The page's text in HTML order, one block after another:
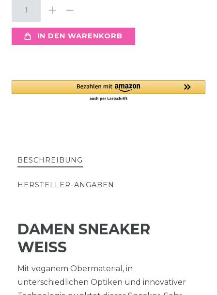
IN DEN WARENKORB
BESCHREIBUNG
HERSTELLER-ANGABEN
DAMEN SNEAKER
WEISS
Mit veganem Obermaterial, in
unterschiedlichen Optiken und innovativer